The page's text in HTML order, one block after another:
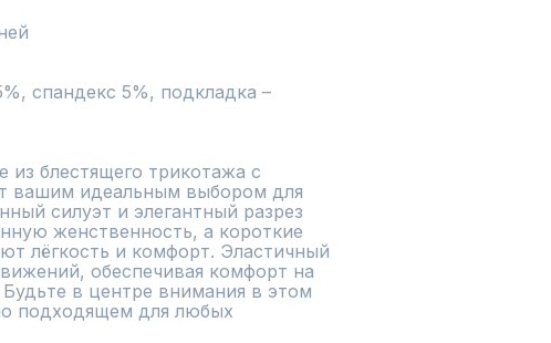
спандекс 5%, подкладка –
из блестящего трикотажа с
вашим идеальным выбором для
силуэт и элегантный разрез
женственность, а короткие
лёгкость и комфорт. Эластичный
обеспечивая комфорт на
в центре внимания в этом
подходящем для любых